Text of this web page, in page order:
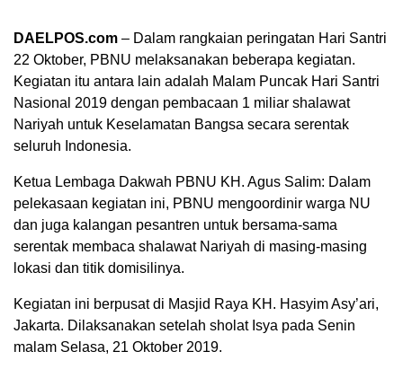
DAELPOS.com – Dalam rangkaian peringatan Hari Santri
22 Oktober, PBNU melaksanakan beberapa kegiatan.
Kegiatan itu antara lain adalah Malam Puncak Hari Santri
Nasional 2019 dengan pembacaan 1 miliar shalawat
Nariyah untuk Keselamatan Bangsa secara serentak
seluruh Indonesia.
Ketua Lembaga Dakwah PBNU KH. Agus Salim: Dalam
pelekasaan kegiatan ini, PBNU mengoordinir warga NU
dan juga kalangan pesantren untuk bersama-sama
serentak membaca shalawat Nariyah di masing-masing
lokasi dan titik domisilinya.
Kegiatan ini berpusat di Masjid Raya KH. Hasyim Asy’ari,
Jakarta. Dilaksanakan setelah sholat Isya pada Senin
malam Selasa, 21 Oktober 2019.